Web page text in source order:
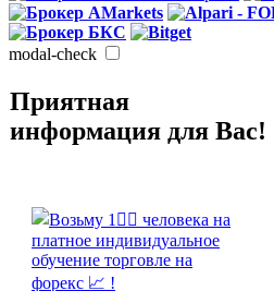
modal-check
Приятная
информация для Вас!